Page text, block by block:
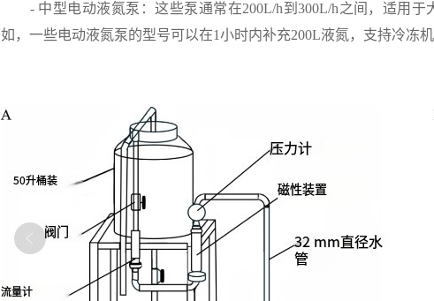
- 中型电动液氮泵：这些泵通常在200L/h到300L/h之间，适用于
如，一些电动液氮泵的型号可以在1小时内补充200L液氮，支持冷冻